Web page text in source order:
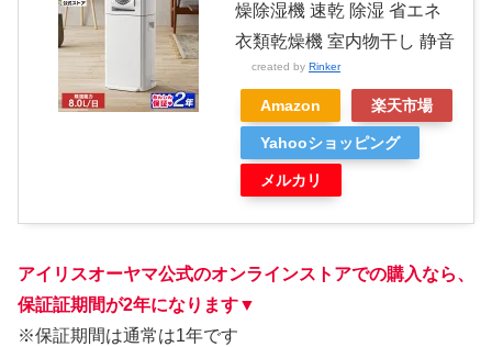
燥除湿機 速乾 除湿 省エネ
衣類乾燥機 室内物干し 静音
created by Rinker
Amazon 楽天市場
Yahooショッピング
メルカリ
アイリスオーヤマ公式のオンラインストアでの購入なら、
保証証期間が2年になります▼
※保証期間は通常は1年です